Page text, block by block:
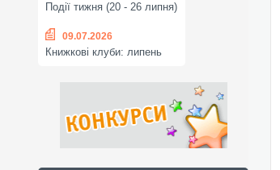
Події тижня (20 - 26 липня)
09.07.2026
Книжкові клуби: липень